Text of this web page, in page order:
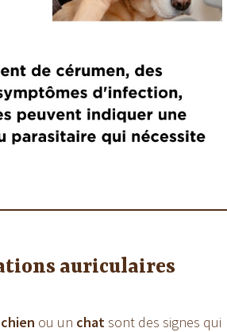
auriculaires
chien ou un chat sont des signes qui